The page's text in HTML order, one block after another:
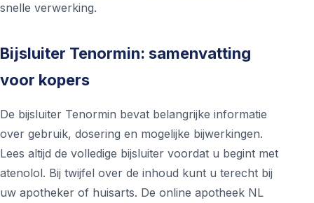
snelle verwerking.
Bijsluiter Tenormin: samenvatting
voor kopers
De bijsluiter Tenormin bevat belangrijke informatie
over gebruik, dosering en mogelijke bijwerkingen.
Lees altijd de volledige bijsluiter voordat u begint met
atenolol. Bij twijfel over de inhoud kunt u terecht bij
uw apotheker of huisarts. De online apotheek NL